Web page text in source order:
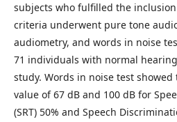
subjects who fulfilled the
criteria underwent pure tone
audiometry, and words in noise
71 individuals with normal
study. Words in noise test showed
value of 67 dB and 100 dB for
(SRT) 50% and Speech